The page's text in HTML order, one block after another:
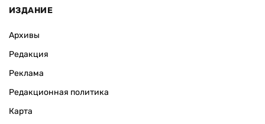
ИЗДАНИЕ
Архивы
Редакция
Реклама
Редакционная политика
Карта